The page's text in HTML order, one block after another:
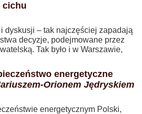
cichu
dyskusji – tak najczęściej zapadają
decyzje, podejmowane przez
Tak było i w Warszawie,
energetyczne
Orionem Jędryskiem
energetycznym Polski,